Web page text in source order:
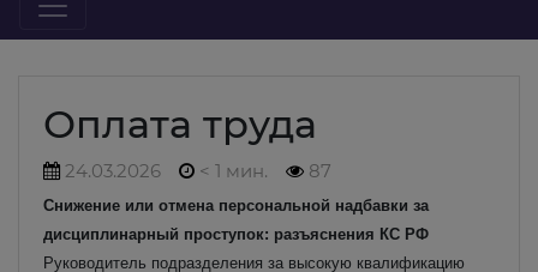
Оплата труда
24.03.2026 < 1 мин. 87
Снижение или отмена персональной надбавки за
дисциплинарный проступок: разъяснения КС РФ
Руководитель подразделения за высокую квалификацию